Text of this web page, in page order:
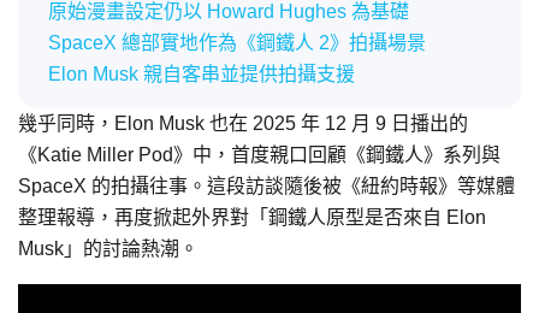
原始漫畫設定仍以 Howard Hughes 為基礎
SpaceX 總部實地作為《鋼鐵人 2》拍攝場景
Elon Musk 親自客串並提供拍攝支援
幾乎同時，Elon Musk 也在 2025 年 12 月 9 日播出的
《Katie Miller Pod》中，首度親口回顧《鋼鐵人》系列與
SpaceX 的拍攝往事。這段訪談隨後被《紐約時報》等媒體
整理報導，再度掀起外界對「鋼鐵人原型是否來自 Elon
Musk」的討論熱潮。